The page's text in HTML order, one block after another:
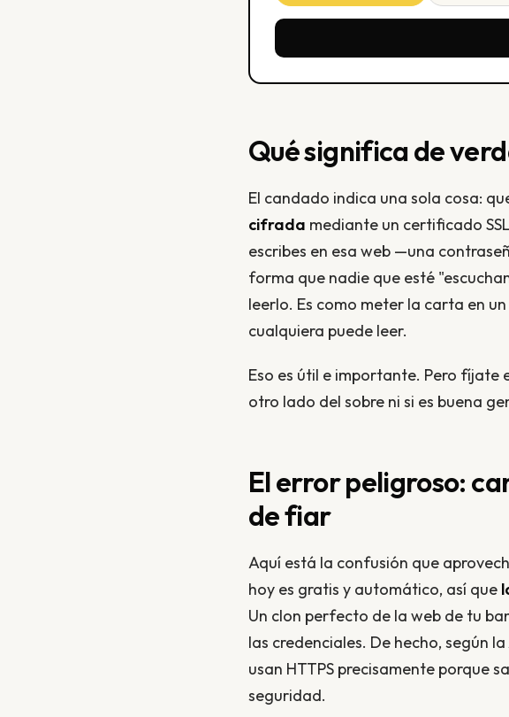
Qué significa de
El candado indica una sola cosa:
cifrada mediante un certificado
escribes en esa web —una
forma que nadie que esté
leerlo. Es como meter la carta en
cualquiera puede leer.
Eso es útil e importante. Pero fíjate
otro lado del sobre ni si es buena
El error peligroso:
de fiar
Aquí está la confusión que
hoy es gratis y automático, así que
Un clon perfecto de la web de tu
las credenciales. De hecho, según
usan HTTPS precisamente porque
seguridad.